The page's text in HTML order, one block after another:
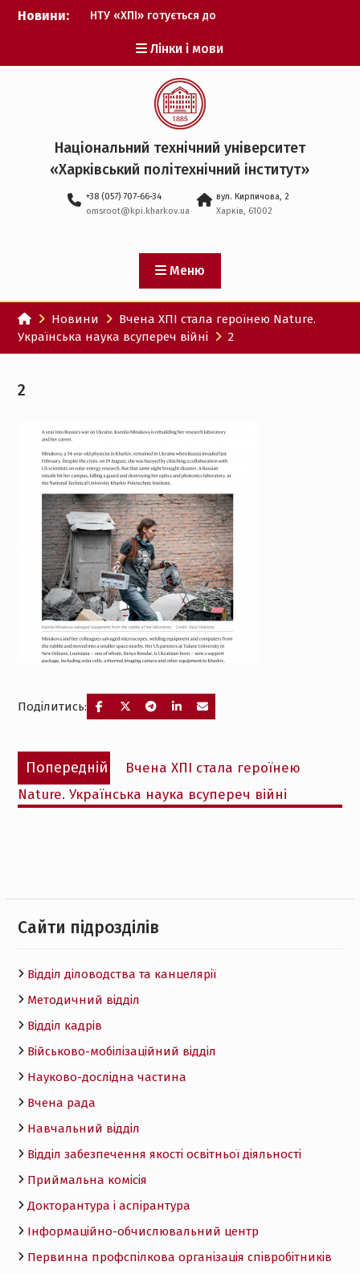
Перейти
Новини:
НТУ «ХПІ» готується до
Музичні таланти ХПІ
запрошуються на
Всеукраїнський
фестиваль «Червона
рута – 2027»
ХПІ уклав угоду про
партнерство з ДержНДІ
технологій кібербезпеки
Головнокомандувачем
Збройних Сил України
участю ХПІ обговорили
перспективи українсько-
іспанського
технологічного
партнерства
Лінки і мови
Національний технічний університет
«Харківський політехнічний iнститут»
+38 (057) 707-66-34
omsroot@kpi.kharkov.ua
вул. Кирпичова, 2
Харків, 61002
Меню
Новини
Вчена ХПІ стала героїнею Nature.
Українська наука всупереч війні
2
2
Поділитись:
Навігація
записів
Попередній
Попередній
запис:
Вчена ХПІ стала героїнею
Nature. Українська наука всупереч війні
Cайти підрозділів
Відділ діловодства та канцелярії
Методичний відділ
Відділ кадрів
Військово-мобілізаційний відділ
Науково-дослідна частина
Вчена рада
Навчальний відділ
Відділ забезпечення якості освітньої діяльності
Приймальна комісія
Докторантура і аспірантура
Інформаційно-обчислювальний центр
Первинна профспілкова організація співробітників